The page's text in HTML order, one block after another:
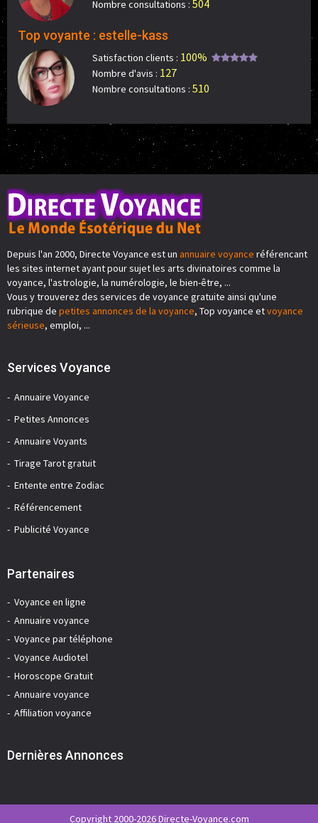
Nombre consultations : 504
Top voyante : estelle-kass
Satisfaction clients : 100%
Nombre d'avis : 127
Nombre consultations : 510
Depuis l'an 2000, Directe Voyance est un annuaire voyance référencant
les sites internet ayant pour sujet les arts divinatoires comme la
voyance, l'astrologie, la numérologie, le bien-être, ...
Vous y trouverez des services de voyance gratuite ainsi qu'une
rubrique de petites annonces de la voyance, Top voyance etvoyance
sérieuse, emploi, ...
Services Voyance
Annuaire Voyance
Petites Annonces
Annuaire Voyants
Tirage Tarot gratuit
Entente entre Zodiac
Référencement
Publicité Voyance
Partenaires
Voyance en ligne
Annuaire voyance
Voyance par téléphone
Voyance Audiotel
Horoscope Gratuit
Annuaire voyance
Affiliation voyance
Dernières Annonces
Copyright 2000-2026 Directe-Voyance.com